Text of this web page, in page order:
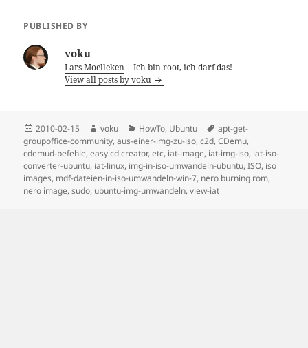
PUBLISHED BY
voku
Lars Moelleken | Ich bin root, ich darf das!
View all posts by voku
Posted
on
2010-02-15 Author
voku Categories
HowTo, Ubuntu Tags
apt-get-
groupoffice-community,aus-einer-img-zu-iso,c2d,CDemu,
cdemud-befehle,easy cd creator,etc, iat-image, iat-img-iso, iat-iso-
converter-ubuntu, iat-linux, img-in-iso-umwandeln-ubuntu,ISO, iso
images, mdf-dateien-in-iso-umwandeln-win-7, nero burning rom,
nero image,sudo, ubuntu-img-umwandeln,view-iat